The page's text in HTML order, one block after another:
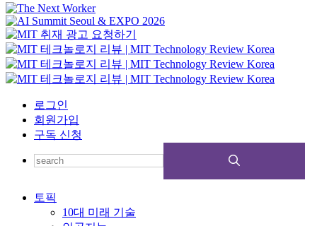
로그인
회원가입
구독 신청
토픽
10대 미래 기술